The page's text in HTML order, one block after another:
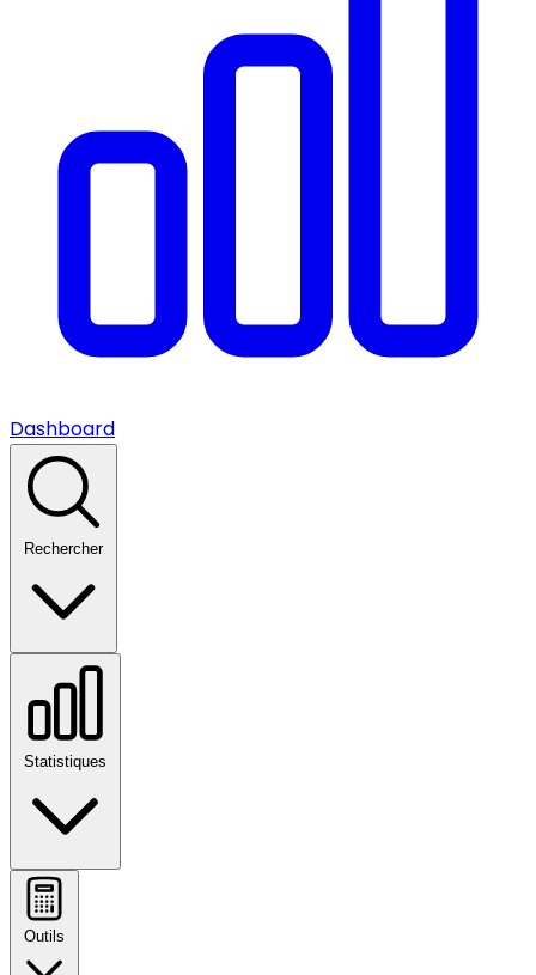
Dashboard
Rechercher
Statistiques
Outils